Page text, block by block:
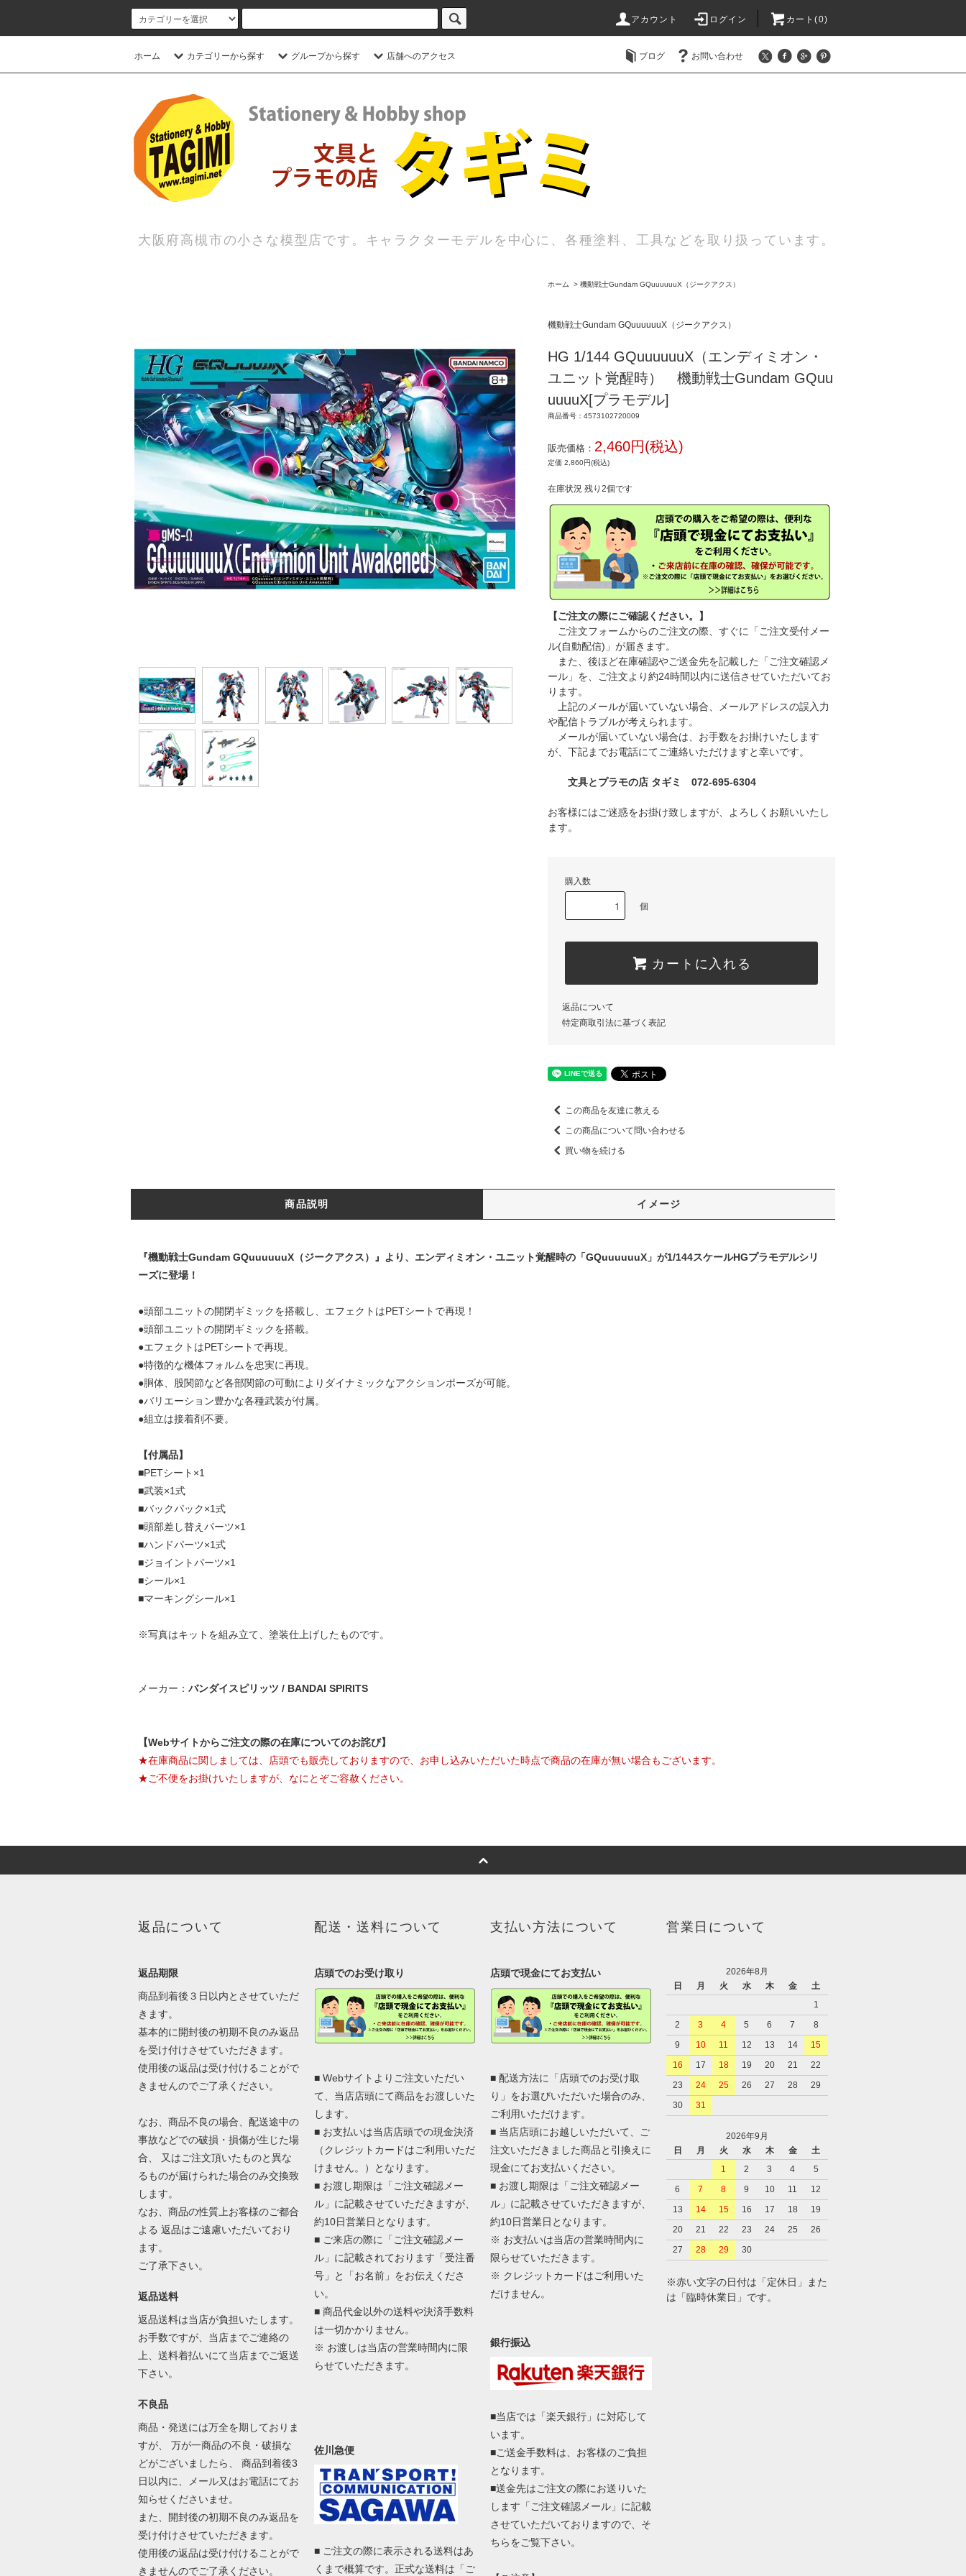
アカウント ログイン カート(0)
ホーム カテゴリーから探す グループから探す 店舗へのアクセス ブログ お問い合わせ
大阪府高槻市の小さな模型店です。キャラクターモデルを中心に、各種塗料、工具などを取り扱っています。
ホーム > 機動戦士Gundam GQuuuuuuX（ジークアクス）
機動戦士Gundam GQuuuuuuX（ジークアクス）
HG 1/144 GQuuuuuuX（エンディミオン・
ユニット覚醒時） 機動戦士Gundam GQuu
uuuuX[プラモデル]
商品番号：4573102720009
販売価格： 2,460円(税込)
定価 2,860円(税込)
在庫状況 残り2個です
【ご注文の際にご確認ください。】
ご注文フォームからのご注文の際、すぐに「ご注文受付メー
ル(自動配信)」が届きます。
また、後ほど在庫確認やご送金先を記載した「ご注文確認メ
ール」を、ご注文より約24時間以内に送信させていただいてお
ります。
上記のメールが届いていない場合、メールアドレスの誤入力
や配信トラブルが考えられます。
メールが届いていない場合は、お手数をお掛けいたします
が、下記までお電話にてご連絡いただけますと幸いです。
文具とプラモの店 タギミ 072-695-6304
お客様にはご迷惑をお掛け致しますが、よろしくお願いいたし
ます。
購入数
個
カートに入れる
返品について
特定商取引法に基づく表記
この商品を友達に教える
この商品について問い合わせる
買い物を続ける
商品説明 イメージ
『機動戦士Gundam GQuuuuuuX（ジークアクス）』より、エンディミオン・ユニット覚醒時の「GQuuuuuuX」が1/144スケールHGプラモデルシリ
ーズに登場！
●頭部ユニットの開閉ギミックを搭載し、エフェクトはPETシートで再現！
●頭部ユニットの開閉ギミックを搭載。
●エフェクトはPETシートで再現。
●特徴的な機体フォルムを忠実に再現。
●胴体、股関節など各部関節の可動によりダイナミックなアクションポーズが可能。
●バリエーション豊かな各種武装が付属。
●組立は接着剤不要。
【付属品】
■PETシート×1
■武装×1式
■バックパック×1式
■頭部差し替えパーツ×1
■ハンドパーツ×1式
■ジョイントパーツ×1
■シール×1
■マーキングシール×1
※写真はキットを組み立て、塗装仕上げしたものです。
メーカー： バンダイスピリッツ / BANDAI SPIRITS
【Webサイトからご注文の際の在庫についてのお詫び】
★在庫商品に関しましては、店頭でも販売しておりますので、お申し込みいただいた時点で商品の在庫が無い場合もございます。
★ご不便をお掛けいたしますが、なにとぞご容赦ください。
返品について
返品期限
商品到着後３日以内とさせていただ
きます。
基本的に開封後の初期不良のみ返品
を受け付けさせていただきます。
使用後の返品は受け付けることがで
きませんのでご了承ください。
なお、商品不良の場合、配送途中の
事故などでの破損・損傷が生じた場
合、 又はご注文頂いたものと異な
るものが届けられた場合のみ交換致
します。
なお、商品の性質上お客様のご都合
よる 返品はご遠慮いただいており
ます。
ご了承下さい。
返品送料
返品送料は当店が負担いたします。
お手数ですが、当店までご連絡の
上、送料着払いにて当店までご返送
下さい。
不良品
商品・発送には万全を期しておりま
すが、 万が一商品の不良・破損な
どがございましたら、 商品到着後3
日以内に、メール又はお電話にてお
知らせくださいませ。
また、開封後の初期不良のみ返品を
受け付けさせていただきます。
使用後の返品は受け付けることがで
きませんのでご了承ください。
配送・送料について
店頭でのお受け取り
■ Webサイトよりご注文いただい
て、当店店頭にて商品をお渡しいた
します。
■ お支払いは当店店頭での現金決済
（クレジットカードはご利用いただ
けません。）となります。
■ お渡し期限は「ご注文確認メー
ル」に記載させていただきますが、
約10日営業日となります。
■ ご来店の際に「ご注文確認メー
ル」に記載されております「受注番
号」と「お名前」をお伝えくださ
い。
■ 商品代金以外の送料や決済手数料
は一切かかりません。
※ お渡しは当店の営業時間内に限
らせていただきます。
佐川急便
■ ご注文の際に表示される送料はあ
くまで概算です。正式な送料は「ご
支払い方法について
店頭で現金にてお支払い
■ 配送方法に「店頭でのお受け取
り」をお選びいただいた場合のみ、
ご利用いただけます。
■ 当店店頭にお越しいただいて、ご
注文いただきました商品と引換えに
現金にてお支払いください。
■ お渡し期限は「ご注文確認メー
ル」に記載させていただきますが、
約10日営業日となります。
※ お支払いは当店の営業時間内に
限らせていただきます。
※ クレジットカードはご利用いた
だけません。
銀行振込
■当店では「楽天銀行」に対応して
います。
■ご送金手数料は、お客様のご負担
となります。
■送金先はご注文の際にお送りいた
します「ご注文確認メール」に記載
させていただいておりますので、そ
ちらをご覧下さい。
営業日について
2026年8月
日
月 火 水 木 金
土
1
2
3 4 5 6 7
8
9
10 11 12 13 14
15
16
17 18 19 20 21
22
23
24 25 26 27 28
29
30
31
2026年9月
日
月 火 水 木 金
土
1
2 3 4
5
6
7 8 9 10 11
12
13
14 15 16 17 18
19
20
21 22 23 24 25
26
27
28 29 30
※赤い文字の日付は「定休日」また
は「臨時休業日」です。